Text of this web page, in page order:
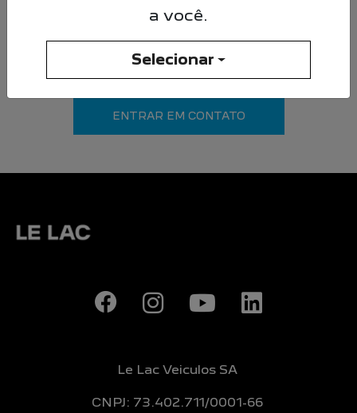
TELEFONE
Política de Privacidade
receber comunicações da concessionária.
ENTRAR EM CONTATO
Le Lac Veiculos SA
CNPJ: 73.402.711/0001-66
a você.
Selecionar